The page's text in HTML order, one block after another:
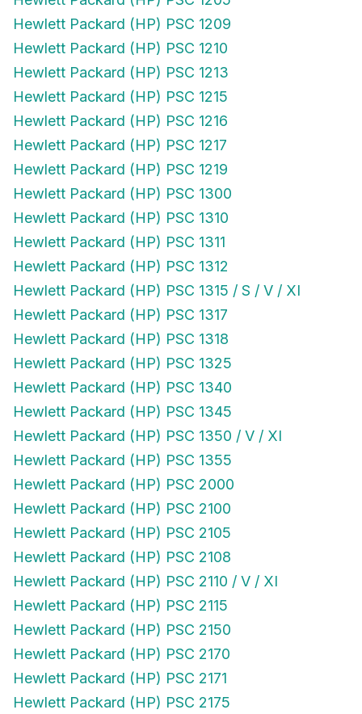
Hewlett Packard (HP) PSC 1209
Hewlett Packard (HP) PSC 1210
Hewlett Packard (HP) PSC 1213
Hewlett Packard (HP) PSC 1215
Hewlett Packard (HP) PSC 1216
Hewlett Packard (HP) PSC 1217
Hewlett Packard (HP) PSC 1219
Hewlett Packard (HP) PSC 1300
Hewlett Packard (HP) PSC 1310
Hewlett Packard (HP) PSC 1311
Hewlett Packard (HP) PSC 1312
Hewlett Packard (HP) PSC 1315 / S / V / XI
Hewlett Packard (HP) PSC 1317
Hewlett Packard (HP) PSC 1318
Hewlett Packard (HP) PSC 1325
Hewlett Packard (HP) PSC 1340
Hewlett Packard (HP) PSC 1345
Hewlett Packard (HP) PSC 1350 / V / XI
Hewlett Packard (HP) PSC 1355
Hewlett Packard (HP) PSC 2000
Hewlett Packard (HP) PSC 2100
Hewlett Packard (HP) PSC 2105
Hewlett Packard (HP) PSC 2108
Hewlett Packard (HP) PSC 2110 / V / XI
Hewlett Packard (HP) PSC 2115
Hewlett Packard (HP) PSC 2150
Hewlett Packard (HP) PSC 2170
Hewlett Packard (HP) PSC 2171
Hewlett Packard (HP) PSC 2175